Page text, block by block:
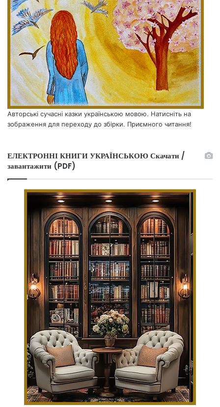
Авторські сучасні казки українською мовою. Натисніть на
зображення для переходу до збірки. Приємного читання!
ЕЛЕКТРОННІ КНИГИ УКРАЇНСЬКОЮ Скачати /
завантажити (PDF)